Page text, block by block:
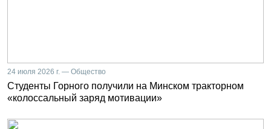
24 июля 2026 г. — Общество
Студенты Горного получили на Минском тракторном
«колоссальный заряд мотивации»